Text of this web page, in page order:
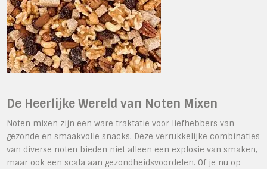
De Heerlijke Wereld van Noten Mixen
Noten mixen zijn een ware traktatie voor liefhebbers van
gezonde en smaakvolle snacks. Deze verrukkelijke combinaties
van diverse noten bieden niet alleen een explosie van smaken,
maar ook een scala aan gezondheidsvoordelen. Of je nu op